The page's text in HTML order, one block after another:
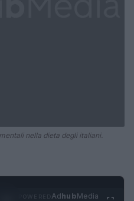
nella dieta degli italiani.
AdhubMedia